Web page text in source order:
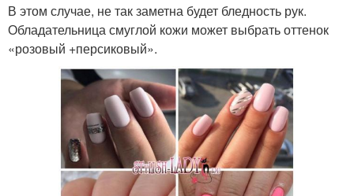
В этом случае, не так заметна будет бледность рук.
Обладательница смуглой кожи может выбрать оттенок
«розовый +персиковый».